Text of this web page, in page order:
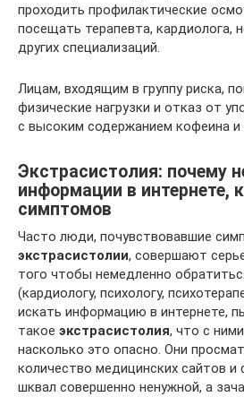
проходить профилактические
посещать терапевта, кардиолога,
других специализаций.
Лицам, входящим в группу риска,
физические нагрузки и отказ от
с высоким содержанием кофеина и
Экстрасистолия: почему
информации в интернете,
симптомов
Часто люди, почувствовавшие
экстрасистолии, совершают
того чтобы немедленно
(кардиологу, психологу,
искать информацию в интернете,
такое экстрасистолия, что с
насколько это опасно. Они
количество медицинских сайтов и
шквал совершенно ненужной, а